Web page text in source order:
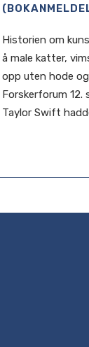
Historien om
å male katter,
opp uten hode
Forskerforum
Taylor Swift